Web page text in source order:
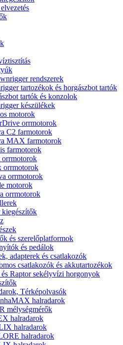
rendszerek
tartozékok és horgászbot tartók
tartók és konzolok
készülékek
motorok
orrmotorok
C2 farmotorok
MAX farmotorok
farmotorok
orrmotorok
orrmotorok
motorok
orrmotorok
és szerelőplatformok
és pedálok
adapterek és csatlakozók
csatlakozók és akkutartozékok
Raptor sekélyvízi horgonyok
Térképolvasók
halradarok
mélységmérők
halradarok
halradarok
halradarok